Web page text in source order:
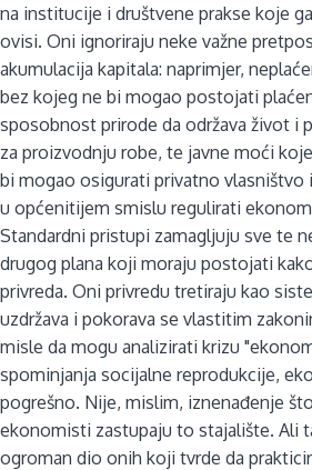
na institucije i društvene prakse koje
ovisi. Oni ignoriraju neke važne
akumulacija kapitala: naprimjer,
bez kojeg ne bi mogao postojati
sposobnost prirode da održava život i
za proizvodnju robe, te javne moći
bi mogao osigurati privatno vlasništvo
u općenitijem smislu regulirati
Standardni pristupi zamagljuju sve te
drugog plana koji moraju postojati
privreda. Oni privredu tretiraju kao
uzdržava i pokorava se vlastitim
misle da mogu analizirati krizu
spominjanja socijalne reprodukcije,
pogrešno. Nije, mislim, iznenađenje
ekonomisti zastupaju to stajalište. Ali
ogroman dio onih koji tvrde da